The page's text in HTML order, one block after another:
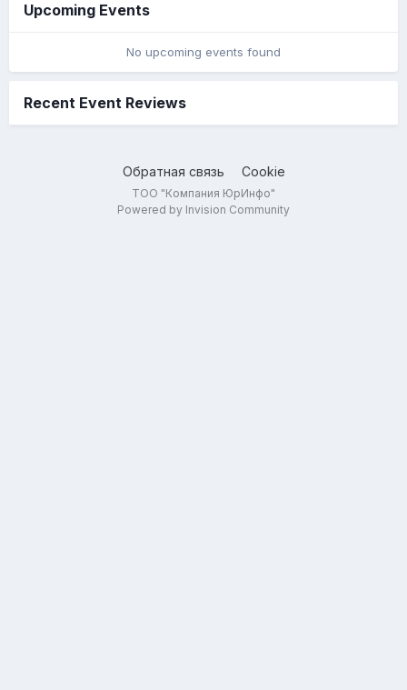
Upcoming Events
No upcoming events found
Recent Event Reviews
Обратная связь Cookie
ТОО "Компания ЮрИнфо"
Powered by Invision Community